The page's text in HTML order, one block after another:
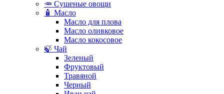
🥕 Сушеные овощи
🧴 Масло
Масло для плова
Масло оливковое
Масло кокосовое
🍃 Чай
Зеленый
Фруктовый
Травяной
Черный